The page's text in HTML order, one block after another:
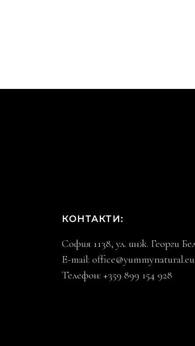
КОНТАКТИ:
София 1138, ул. инж. Георги
E-mail: office@yummynatural.eu
Телефон: +359 899 154 928